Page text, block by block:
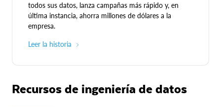
todos sus datos, lanza campañas más rápido y, en
última instancia, ahorra millones de dólares a la
empresa.
Leer la historia
Recursos de ingeniería de datos